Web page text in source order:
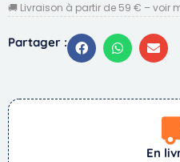
🚚 Livraison à partir de 59 € – voir
Partager :
En